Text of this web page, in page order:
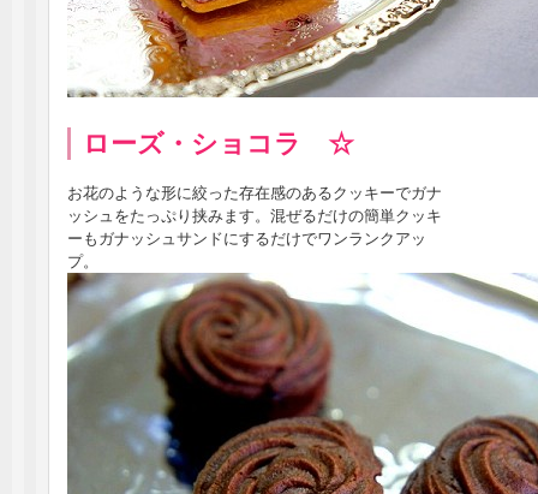
ローズ・ショコラ ☆
お花のような形に絞った存在感のあるクッキーでガナ
ッシュをたっぷり挟みます。混ぜるだけの簡単クッキ
ーもガナッシュサンドにするだけでワンランクアッ
プ。